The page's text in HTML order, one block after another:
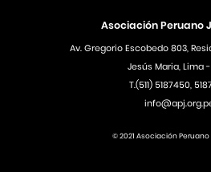
Asociación Peruano
Av. Gregorio Escobedo 803,
Jesús Maria, Lima
T.(511) 5187450,
© 2021 Asociación